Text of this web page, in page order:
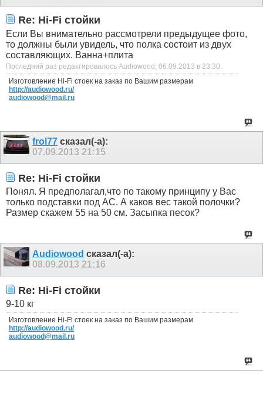
Re: Hi-Fi стойки
Если Вы внимательно рассмотрели предыдущее фото,
то должны были увидель, что полка состоит из двух
составляющих. Ванна+плита
Последний раз редактировалось Audiowood; 06.09.2013 в 23:30.
Изготовление Hi-Fi стоек на заказ по Вашим размерам
http://audiowood.ru/
audiowood@mail.ru
frol77 сказал(-а):
07.09.2013 21:15
Re: Hi-Fi стойки
Понял. Я предполагал,что по такому принципу у Вас
только подставки под АС. А каков вес такой полочки?
Размер скажем 55 на 50 см. Засыпка песок?
Audiowood сказал(-а):
08.09.2013 21:16
Re: Hi-Fi стойки
9-10 кг
Изготовление Hi-Fi стоек на заказ по Вашим размерам
http://audiowood.ru/
audiowood@mail.ru